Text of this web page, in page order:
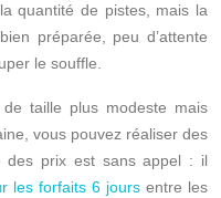
quantité de pistes, mais la
préparée, peu d’attente
le souffle.
taille plus modeste mais
vous pouvez réaliser des
des prix est sans appel : il
les forfaits 6 joursentre les